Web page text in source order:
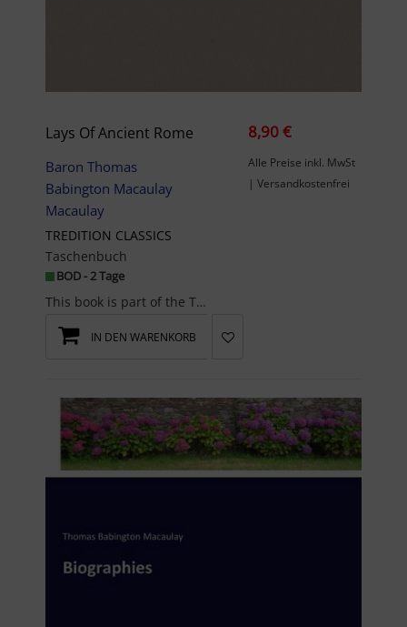
Lays Of Ancient Rome
Baron Thomas
Babington Macaulay
Macaulay
TREDITION CLASSICS
Taschenbuch
BOD - 2 Tage
This book is part of the TREDITION CLASSICS series. The creators of this series are united by pas...
8,90 €
Alle Preise inkl. MwSt
| Versandkostenfrei
IN DEN WARENKORB